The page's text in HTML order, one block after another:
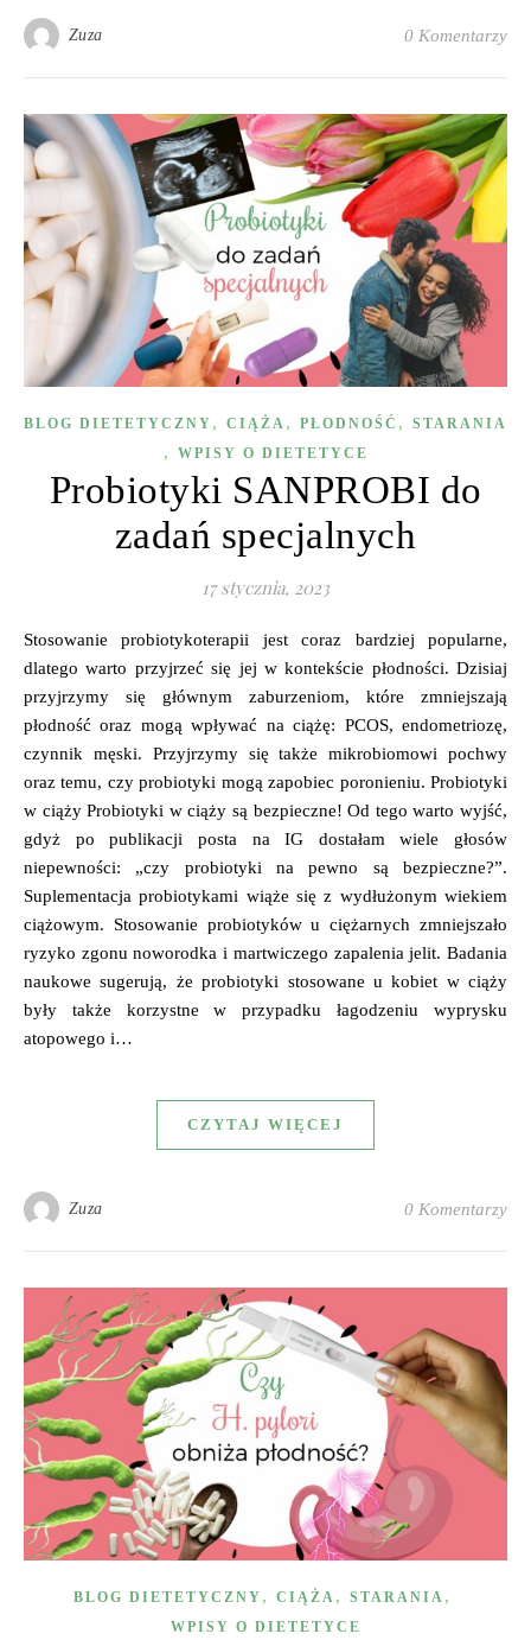
Zuza 0 Komentarzy
BLOG DIETETYCZNY , CIĄŻA , PŁODNOŚĆ , STARANIA
, WPISY O DIETETYCE
Probiotyki SANPROBI do
zadań specjalnych
17 stycznia, 2023
Stosowanie probiotykoterapii jest coraz bardziej popularne,
dlatego warto przyjrzeć się jej w kontekście płodności. Dzisiaj
przyjrzymy się głównym zaburzeniom, które zmniejszają
płodność oraz mogą wpływać na ciążę: PCOS, endometriozę,
czynnik męski. Przyjrzymy się także mikrobiomowi pochwy
oraz temu, czy probiotyki mogą zapobiec poronieniu. Probiotyki
w ciąży Probiotyki w ciąży są bezpieczne! Od tego warto wyjść,
gdyż po publikacji posta na IG dostałam wiele głosów
niepewności: „czy probiotyki na pewno są bezpieczne?”.
Suplementacja probiotykami wiąże się z wydłużonym wiekiem
ciążowym. Stosowanie probiotyków u ciężarnych zmniejszało
ryzyko zgonu noworodka i martwiczego zapalenia jelit. Badania
naukowe sugerują, że probiotyki stosowane u kobiet w ciąży
były także korzystne w przypadku łagodzeniu wyprysku
atopowego i…
CZYTAJ WIĘCEJ
Zuza 0 Komentarzy
BLOG DIETETYCZNY , CIĄŻA , STARANIA ,
WPISY O DIETETYCE